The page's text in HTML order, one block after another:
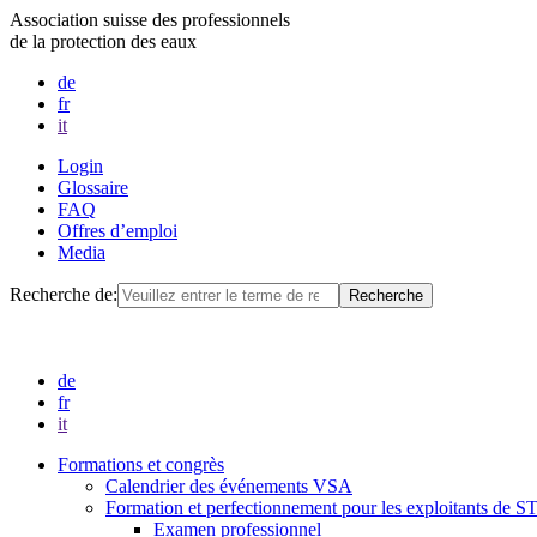
Association suisse des professionnels
de la protection des eaux
de
fr
it
Login
Glossaire
FAQ
Offres d’emploi
Media
Recherche de:
de
fr
it
Formations et congrès
Calendrier des événements VSA
Formation et perfectionnement pour les exploitants de
Examen professionnel